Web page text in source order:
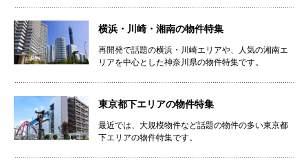
横浜・川崎・湘南の物件特集
再開発で話題の横浜・川崎エリアや、人気の湘南エ
リアを中心とした神奈川県の物件特集です。
東京都下エリアの物件特集
最近では、大規模物件など話題の物件の多い東京都
下エリアの物件特集です。